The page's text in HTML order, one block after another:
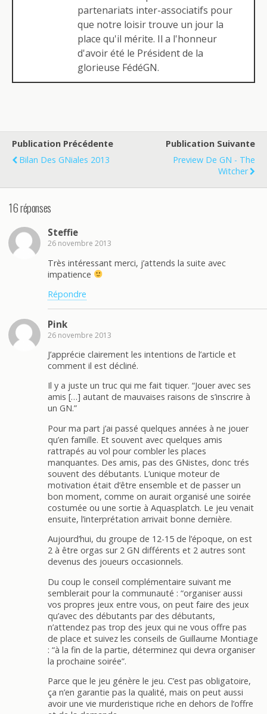
partenariats inter-associatifs pour
que notre loisir trouve un jour la
place qu'il mérite. Il a l'honneur
d'avoir été le Président de la
glorieuse FédéGN.
Publication Précédente
Bilan Des GNiales 2013
Publication Suivante
Preview De GN - The
Witcher
16 réponses
Steffie
26 novembre 2013
Très intéressant merci, j’attends la suite avec
impatience
Répondre
Pink
26 novembre 2013
J’apprécie clairement les intentions de l’article et
comment il est décliné.
Il y a juste un truc qui me fait tiquer. “Jouer avec ses
amis […] autant de mauvaises raisons de s’inscrire à
un GN.”
Pour ma part j’ai passé quelques années à ne jouer
qu’en famille. Et souvent avec quelques amis
rattrapés au vol pour combler les places
manquantes. Des amis, pas des GNistes, donc trés
souvent des débutants. L’unique moteur de
motivation était d’être ensemble et de passer un
bon moment, comme on aurait organisé une soirée
costumée ou une sortie à Aquasplatch. Le jeu venait
ensuite, l’interprétation arrivait bonne dernière.
Aujourd’hui, du groupe de 12-15 de l’époque, on est
2 à être orgas sur 2 GN différents et 2 autres sont
devenus des joueurs occasionnels.
Du coup le conseil complémentaire suivant me
semblerait pour la communauté : “organiser aussi
vos propres jeux entre vous, on peut faire des jeux
qu’avec des débutants par des débutants,
n’attendez pas trop des jeux qui ne vous offre pas
de place et suivez les conseils de Guillaume Montiage
: “à la fin de la partie, déterminez qui devra organiser
la prochaine soirée”.
Parce que le jeu génère le jeu. C’est pas obligatoire,
ça n’en garantie pas la qualité, mais on peut aussi
avoir une vie murderistique riche en dehors de l’offre